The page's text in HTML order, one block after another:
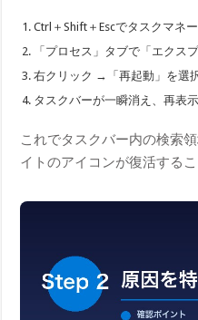
Ctrl＋Shift＋Escでタスクマネ
「プロセス」タブで「エクス
右クリック →「再起動」を選
タスクバーが一瞬消え、再表
これでタスクバー内の検索
イトのアイコンが復活するこ